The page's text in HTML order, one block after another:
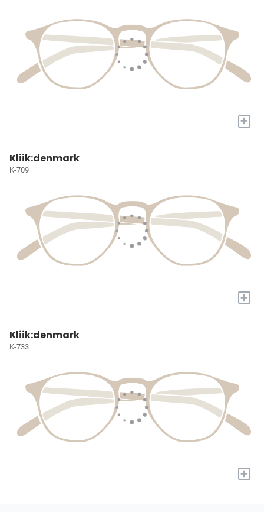
+
Kliik:denmark
K-709
+
Kliik:denmark
K-733
+